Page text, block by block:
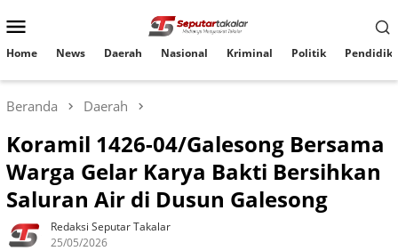
ke
Mobile
Home News Daerah Nasional Kriminal Politik
Beranda Daerah
Koramil 1426-04/Galesong Bersama
Warga Gelar Karya Bakti Bersihkan
Saluran Air di Dusun Galesong
Redaksi Seputar Takalar
25/05/2026